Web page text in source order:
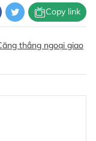
Copy link
thẳng ngoại giao